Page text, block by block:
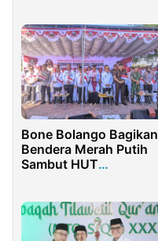
Bone Bolango Bagikan
Bendera Merah Putih
Sambut HUT